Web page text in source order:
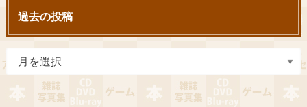
過去の投稿